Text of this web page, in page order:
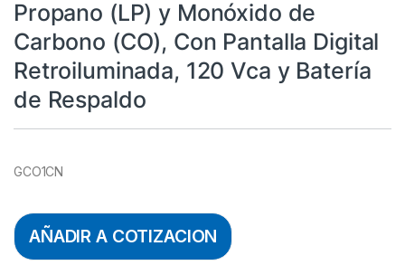
Propano (LP) y Monóxido de
Carbono (CO), Con Pantalla Digital
Retroiluminada, 120 Vca y Batería
de Respaldo
GCO1CN
AÑADIR A COTIZACION